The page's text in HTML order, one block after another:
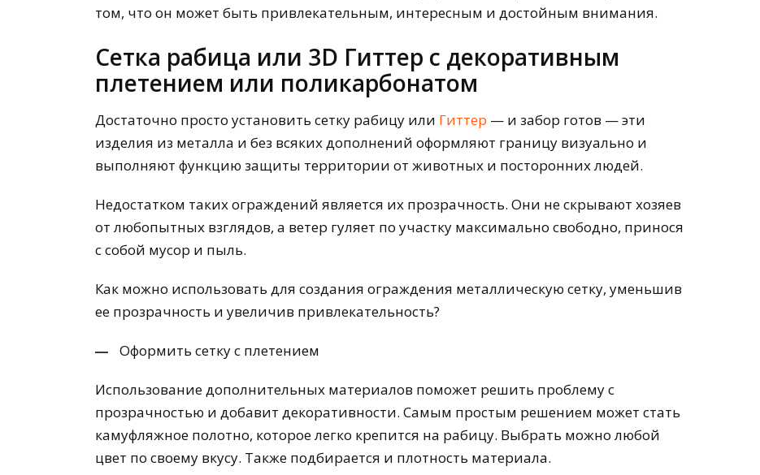
том, что он может быть привлекательным, интересным и достойным внимания.
Сетка рабица или 3D Гиттер с декоративным
плетением или поликарбонатом
Достаточно просто установить сетку рабицу или Гиттер — и забор готов — эти
изделия из металла и без всяких дополнений оформляют границу визуально и
выполняют функцию защиты территории от животных и посторонних людей.
Недостатком таких ограждений является их прозрачность. Они не скрывают хозяев
от любопытных взглядов, а ветер гуляет по участку максимально свободно, принося
с собой мусор и пыль.
Как можно использовать для создания ограждения металлическую сетку, уменьшив
ее прозрачность и увеличив привлекательность?
Оформить сетку с плетением
Использование дополнительных материалов поможет решить проблему с
прозрачностью и добавит декоративности. Самым простым решением может стать
камуфляжное полотно, которое легко крепится на рабицу. Выбрать можно любой
цвет по своему вкусу. Также подбирается и плотность материала.